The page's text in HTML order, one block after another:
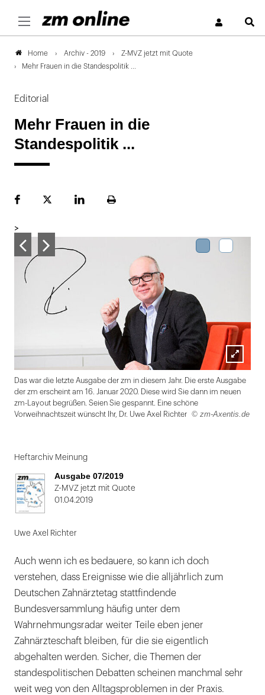
Home Archiv - 2019
Z-MVZ jetzt mit Quote
Mehr Frauen in die Standespolitik ...
Editorial
Mehr Frauen in die
Standespolitik ...
FacebookPlattformLinekdInSeite
>
Lightbox
öffnen
Das war die letzte Ausgabe der zm in diesem Jahr. Die erste Ausgabe
der zm erscheint am 16. Januar 2020. Diese wird Sie dann im neuen
zm-Layout begrüßen. Seien Sie gespannt. Eine schöne
Vorweihnachtszeit wünscht Ihr, Dr. Uwe Axel Richter
© zm-Axentis.de
1
von
2:
Dr.
Axel
Heftarchiv Meinung
Ausgabe 07/2019
Z-MVZ jetzt mit Quote
01.04.2019
Uwe Axel Richter
Auch wenn ich es bedauere, so kann ich doch
verstehen, dass Ereignisse wie die alljährlich zum
Deutschen Zahnärztetag stattfindende
Bundesversammlung häufig unter dem
Wahrnehmungsradar weiter Teile eben jener
Zahnärzteschaft bleiben, für die sie eigentlich
abgehalten werden. Sicher, die Themen der
standespolitischen Debatten scheinen manchmal sehr
weit weg von den Alltagsproblemen in der Praxis.